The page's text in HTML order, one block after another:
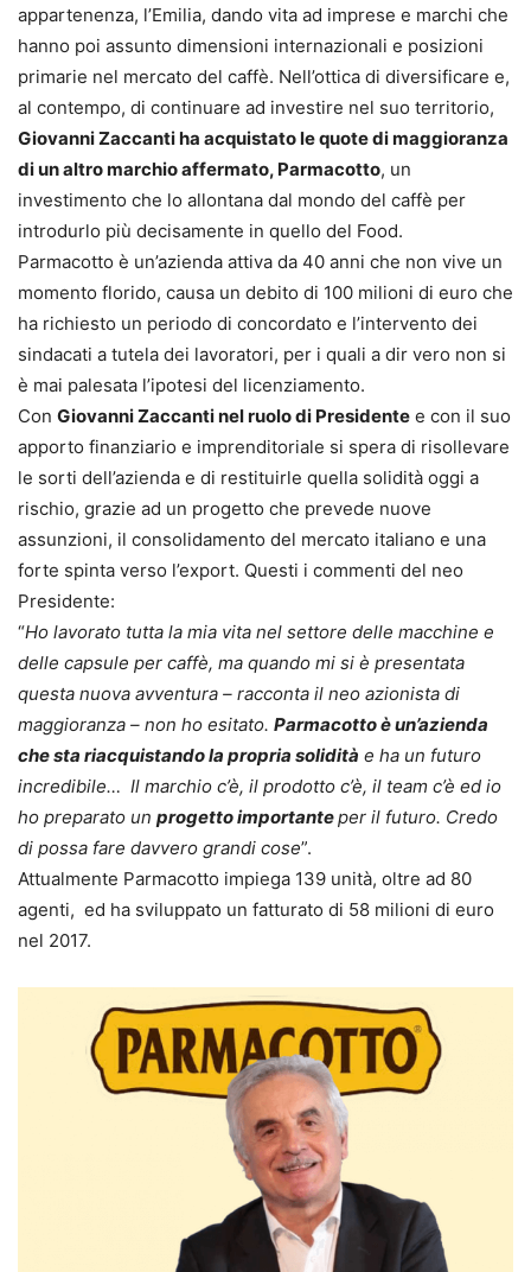
appartenenza, l’Emilia, dando vita ad imprese e marchi che
hanno poi assunto dimensioni internazionali e posizioni
primarie nel mercato del caffè. Nell’ottica di diversificare e,
al contempo, di continuare ad investire nel suo territorio,
Giovanni Zaccanti ha acquistato le quote di maggioranza
di un altro marchio affermato, Parmacotto, un
investimento che lo allontana dal mondo del caffè per
introdurlo più decisamente in quello del Food.
Parmacotto è un’azienda attiva da 40 anni che non vive un
momento florido, causa un debito di 100 milioni di euro che
ha richiesto un periodo di concordato e l’intervento dei
sindacati a tutela dei lavoratori, per i quali a dir vero non si
è mai palesata l’ipotesi del licenziamento.
Con Giovanni Zaccanti nel ruolo di Presidente e con il suo
apporto finanziario e imprenditoriale si spera di risollevare
le sorti dell’azienda e di restituirle quella solidità oggi a
rischio, grazie ad un progetto che prevede nuove
assunzioni, il consolidamento del mercato italiano e una
forte spinta verso l’export. Questi i commenti del neo
Presidente:
“Ho lavorato tutta la mia vita nel settore delle macchine e
delle capsule per caffè, ma quando mi si è presentata
questa nuova avventura – racconta il neo azionista di
maggioranza – non ho esitato. Parmacotto è un’azienda
che sta riacquistando la propria solidità e ha un futuro
incredibile… Il marchio c’è, il prodotto c’è, il team c’è ed io
ho preparato un progetto importanteper il futuro. Credo
di possa fare davvero grandi cose”.
Attualmente Parmacotto impiega 139 unità, oltre ad 80
agenti, ed ha sviluppato un fatturato di 58 milioni di euro
nel 2017.